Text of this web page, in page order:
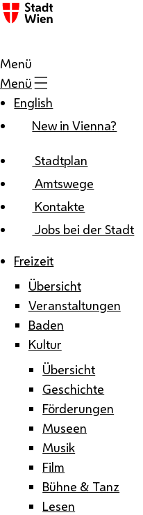
Zum Inhalt
Menü
Menü
English
New in Vienna?
Stadtplan
Amtswege
Kontakte
Jobs bei der Stadt
Freizeit
Übersicht
Veranstaltungen
Baden
Kultur
Übersicht
Geschichte
Förderungen
Museen
Musik
Film
Bühne & Tanz
Lesen